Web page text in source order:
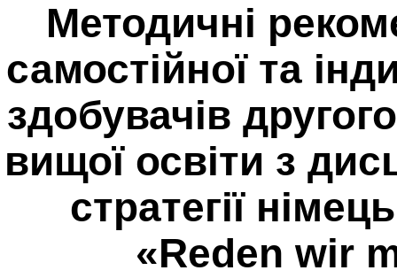
Методичні
самостійної та
здобувачів
вищої освіти з
стратегії
«Reden wir